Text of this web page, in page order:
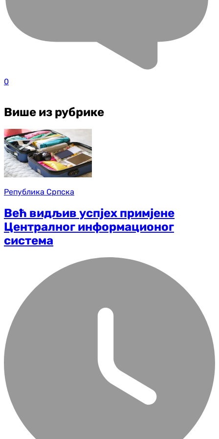
0
Више из рубрике
Република Српска
Већ видљив успјех примјене
Централног информационог
система